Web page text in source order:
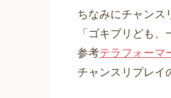
ちなみにチャンス
「ゴキブリども
参考テラフォーマ
チャンスリプレイ